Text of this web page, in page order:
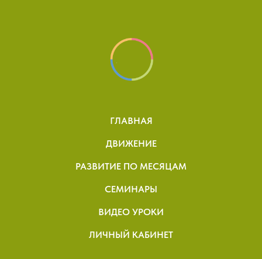
ГЛАВНАЯ
ДВИЖЕНИЕ
РАЗВИТИЕ ПО МЕСЯЦАМ
СЕМИНАРЫ
ВИДЕО УРОКИ
ЛИЧНЫЙ КАБИНЕТ